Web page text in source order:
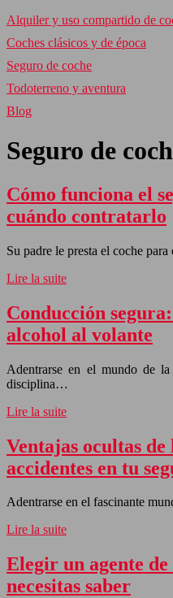
Alquiler y uso compartido de
Coches clásicos y de época
Seguro de coche
Todoterreno y aventura
Blog
Seguro de
Cómo funciona el
cuándo contratarlo
Su padre le presta el coche
Lire la suite
Conducción
alcohol al volante
Adentrarse en el mundo de la
disciplina…
Lire la suite
Ventajas ocultas
accidentes en tu
Adentrarse en el fascinante
Lire la suite
Elegir un agente
necesitas saber